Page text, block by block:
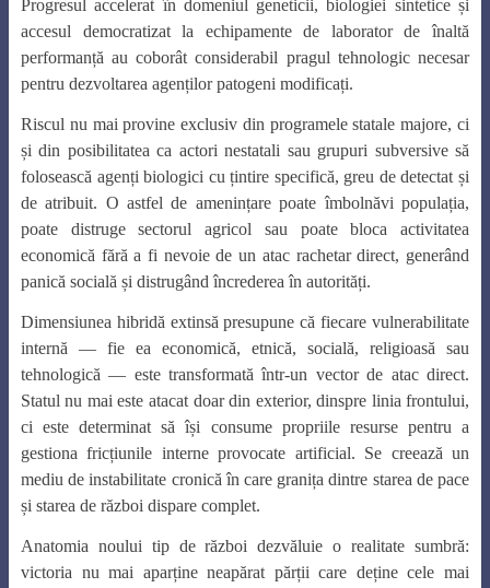
Progresul accelerat în domeniul geneticii, biologiei sintetice și
accesul democratizat la echipamente de laborator de înaltă
performanță au coborât considerabil pragul tehnologic necesar
pentru dezvoltarea agenților patogeni modificați.
Riscul nu mai provine exclusiv din programele statale majore, ci
și din posibilitatea ca actori nestatali sau grupuri subversive să
folosească agenți biologici cu țintire specifică, greu de detectat și
de atribuit. O astfel de amenințare poate îmbolnăvi populația,
poate distruge sectorul agricol sau poate bloca activitatea
economică fără a fi nevoie de un atac rachetar direct, generând
panică socială și distrugând încrederea în autorități.
Dimensiunea hibridă extinsă presupune că fiecare vulnerabilitate
internă — fie ea economică, etnică, socială, religioasă sau
tehnologică — este transformată într-un vector de atac direct.
Statul nu mai este atacat doar din exterior, dinspre linia frontului,
ci este determinat să își consume propriile resurse pentru a
gestiona fricțiunile interne provocate artificial. Se creează un
mediu de instabilitate cronică în care granița dintre starea de pace
și starea de război dispare complet.
Anatomia noului tip de război dezvăluie o realitate sumbră:
victoria nu mai aparține neapărat părții care deține cele mai